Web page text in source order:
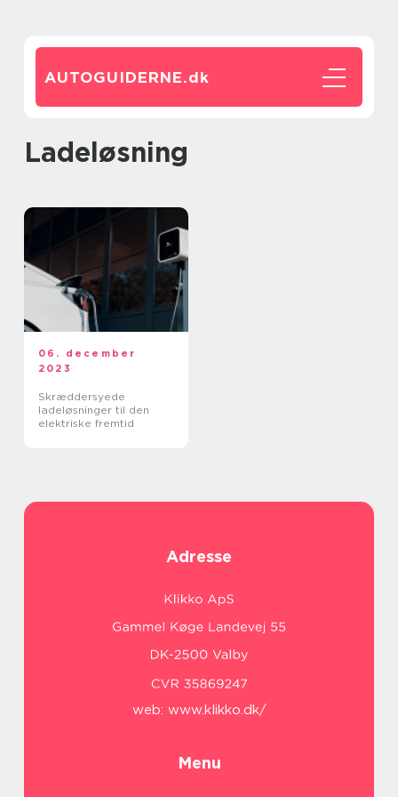
AUTOGUIDERNE.dk
ladeløsning
06. december
2023
Skræddersyede
ladeløsninger til den
elektriske fremtid
Adresse
web: www.klikko.dk/
Menu